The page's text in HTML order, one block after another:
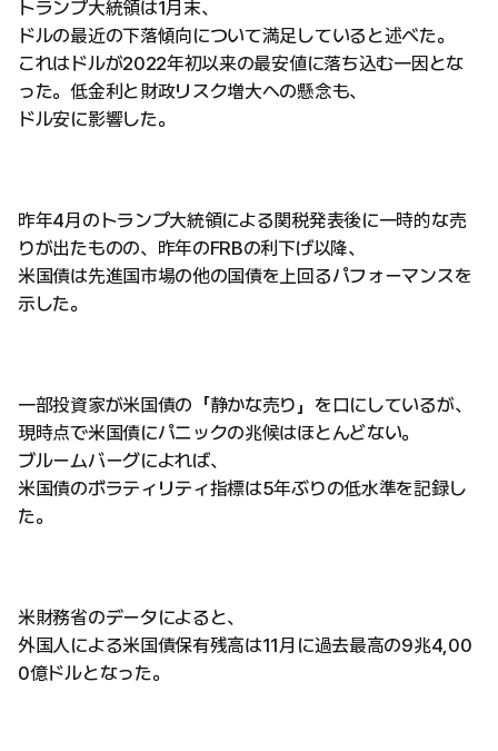
トランプ大統領は1月末、
ドルの最近の下落傾向について満足していると述べた。
これはドルが2022年初以来の最安値に落ち込む一因とな
った。低金利と財政リスク増大への懸念も、
ドル安に影響した。
昨年4月のトランプ大統領による関税発表後に一時的な売
りが出たものの、昨年のFRBの利下げ以降、
米国債は先進国市場の他の国債を上回るパフォーマンスを
示した。
一部投資家が米国債の「静かな売り」を口にしているが、
現時点で米国債にパニックの兆候はほとんどない。
ブルームバーグによれば、
米国債のボラティリティ指標は5年ぶりの低水準を記録し
た。
米財務省のデータによると、
外国人による米国債保有残高は11月に過去最高の9兆4,00
0億ドルとなった。